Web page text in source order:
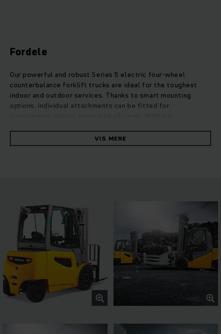
Fordele
Our powerful and robust Series 5 electric four-wheel
counterbalance forklift trucks are ideal for the toughest
indoor and outdoor services. Thanks to smart mounting
options, individual attachments can be fitted for
trucks get the work done with optimum energy and cost
efficiency. Based on measurements according to VDI cycle,
performance with every journey. Various assistance systems
and equipment options guarantee safe and efficient work –
even under extreme conditions. The ergonomically
perfected Series 5 EFG trucks are high-performance
powerhouses for demanding operations.
VIS MERE